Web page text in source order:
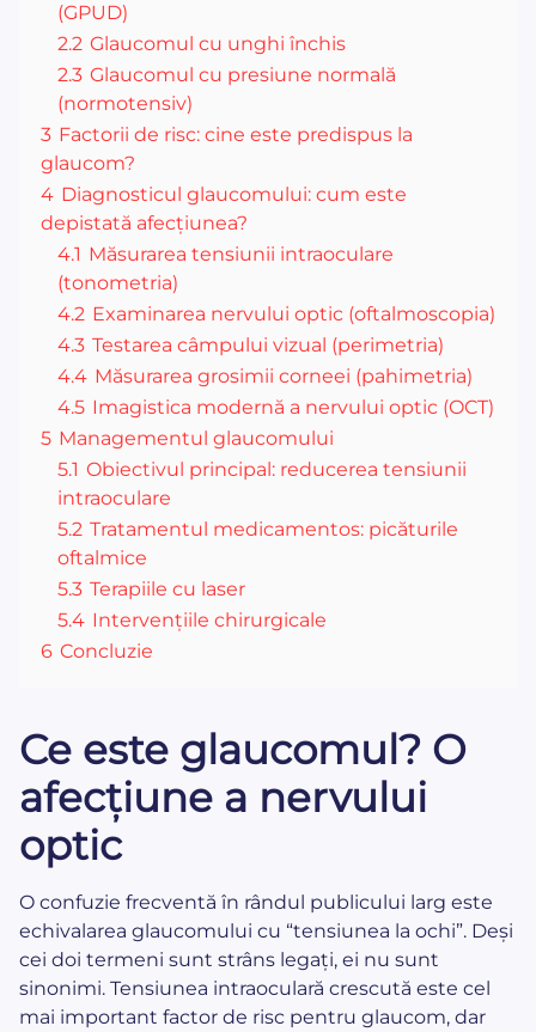
(GPUD)
2.2 Glaucomul cu unghi închis
2.3 Glaucomul cu presiune normală
(normotensiv)
3 Factorii de risc: cine este predispus la
glaucom?
4 Diagnosticul glaucomului: cum este
depistată afecțiunea?
4.1 Măsurarea tensiunii intraoculare
(tonometria)
4.2 Examinarea nervului optic (oftalmoscopia)
4.3 Testarea câmpului vizual (perimetria)
4.4 Măsurarea grosimii corneei (pahimetria)
4.5 Imagistica modernă a nervului optic (OCT)
5 Managementul glaucomului
5.1 Obiectivul principal: reducerea tensiunii
intraoculare
5.2 Tratamentul medicamentos: picăturile
oftalmice
5.3 Terapiile cu laser
5.4 Intervențiile chirurgicale
6 Concluzie
Ce este glaucomul? O
afecțiune a nervului
optic
O confuzie frecventă în rândul publicului larg este
echivalarea glaucomului cu “tensiunea la ochi”. Deși
cei doi termeni sunt strâns legați, ei nu sunt
sinonimi. Tensiunea intraoculară crescută este cel
mai important factor de risc pentru glaucom, dar